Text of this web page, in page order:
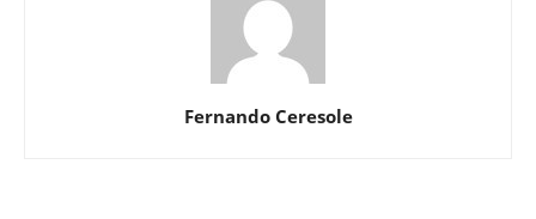
Fernando Ceresole